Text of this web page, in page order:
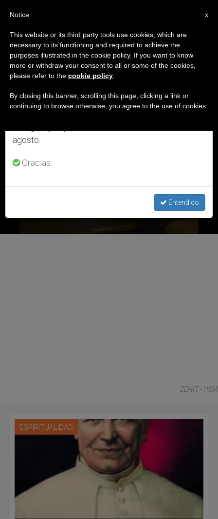
DÍA
Febrero 6th, 2016
ÚLTIMAS NOTICIAS
ZENIT - HSM
ESPIRITUALIDAD
×
Aviso importante
Del 27 de julio al 7 de agosto haremos la pausa
anual, aprovechando que en el periodo de verano
se generan menos informaciones y también el
agosto.
Gracias.
Entendido
x
Notice
This website or its third party tools use cookies, which are
necessary to its functioning and required to achieve the
purposes illustrated in the cookie policy. If you want to know
more or withdraw your consent to all or some of the cookies,
please refer to the cookie policy
By closing this banner, scrolling this page, clicking a link or
continuing to browse otherwise, you agree to the use of cookies.